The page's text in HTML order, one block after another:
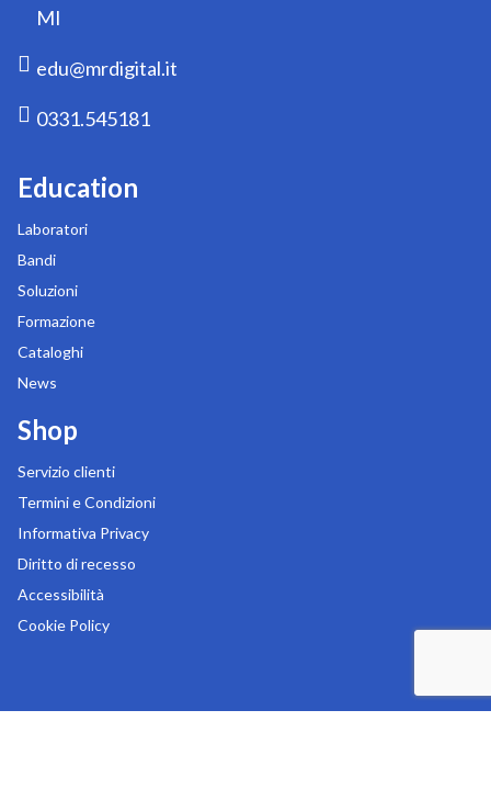
MI
edu@mrdigital.it
0331.545181
Education
Laboratori
Bandi
Soluzioni
Formazione
Cataloghi
News
Shop
Servizio clienti
Termini e Condizioni
Informativa Privacy
Diritto di recesso
Accessibilità
Cookie Policy